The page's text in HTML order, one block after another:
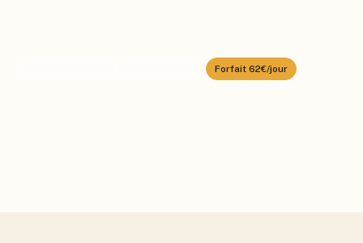
Forfait 62€/jour